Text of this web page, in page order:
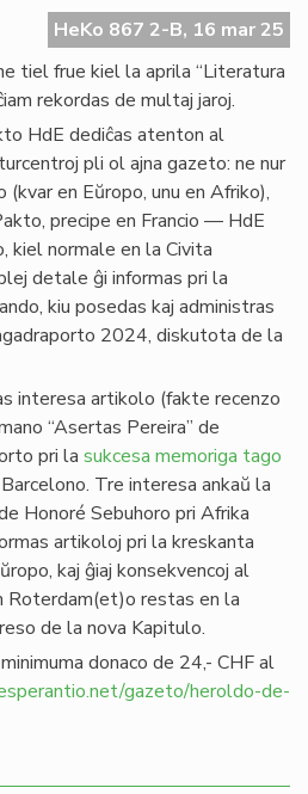
HeKo 867 2-B, 16 mar 25
tiel frue kiel la aprila “Literatura
rekordas de multaj jaroj.
HdE dediĉas atenton al
pli ol ajna gazeto: ne nur
en Eŭropo, unu en Afriko),
precipe en Francio — HdE
kiel normale en la Civita
detale ĝi informas pri la
kiu posedas kaj administras
2024, diskutota de la
interesa artikolo (fakte recenzo
“Asertas Pereira” de
pri la sukcesa memoriga tago
Tre interesa ankaŭ la
Honoré Sebuhoro pri Afrika
artikoloj pri la kreskanta
kaj ĝiaj konsekvencoj al
Roterdam(et)o restas en la
de la nova Kapitulo.
donaco de 24,- CHF al
gazeto/heroldo-de-